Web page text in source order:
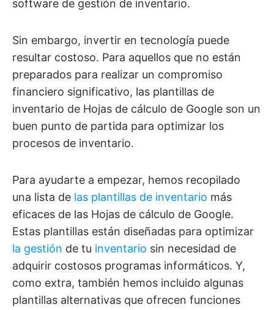
software de gestión de inventario.
Sin embargo, invertir en tecnología puede
resultar costoso. Para aquellos que no están
preparados para realizar un compromiso
financiero significativo, las plantillas de
inventario de Hojas de cálculo de Google son un
buen punto de partida para optimizar los
procesos de inventario.
Para ayudarte a empezar, hemos recopilado
una lista de las plantillas de inventario más
eficaces de las Hojas de cálculo de Google.
Estas plantillas están diseñadas para optimizar
la gestión de tu inventario sin necesidad de
adquirir costosos programas informáticos. Y,
como extra, también hemos incluido algunas
plantillas alternativas que ofrecen funciones